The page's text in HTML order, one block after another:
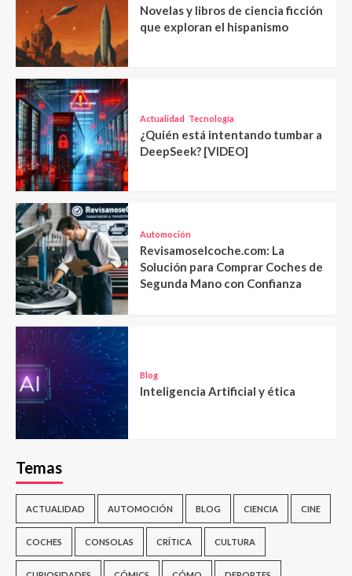
Novelas y libros de ciencia ficción
que exploran el hispanismo
Actualidad Tecnología
¿Quién está intentando tumbar a
DeepSeek? [VIDEO]
Automoción
Revisamoselcoche.com: La
Solución para Comprar Coches de
Segunda Mano con Confianza
Blog
Inteligencia Artificial y ética
Temas
ACTUALIDAD AUTOMOCIÓN BLOG CIENCIA CINE
COCHES CONSOLAS CRÍTICA CULTURA